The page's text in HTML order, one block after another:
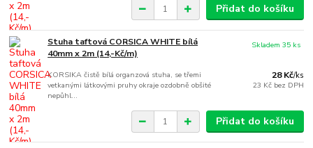
Přidat do košíku
Stuha taftová CORSICA WHITE bílá
40mm x 2m (14,-Kč/m)
KORSIKA čistě bílá organzová stuha, se třemi
vetkanými látkovými pruhy okraje ozdobně obšité
nepůhl...
28 Kč/ks
23 Kč bez DPH
Skladem 35 ks
Přidat do košíku